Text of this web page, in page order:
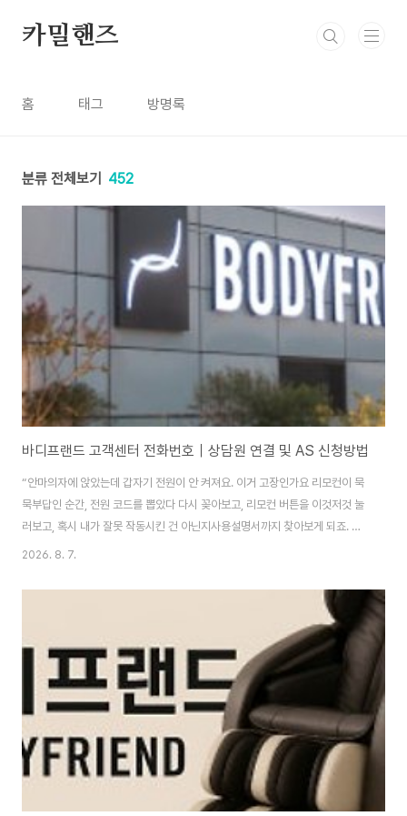
카밀핸즈
홈 태그 방명록
분류 전체보기 452
바디프랜드 고객센터 전화번호｜상담원 연결 및 AS 신청방법
“안마의자에 앉았는데 갑자기 전원이 안 켜져요. 이거 고장인가요 리모컨이 묵
묵부답인 순간, 전원 코드를 뽑았다 다시 꽂아보고, 리모컨 버튼을 이것저것 눌
러보고, 혹시 내가 잘못 작동시킨 건 아닌지사용설명서까지 찾아보게 되죠. 안
마의자는 일반 소형 가전보다 크고 구조가 복잡하기 때문에 고장이 발생하면
자가진단을 먼저 해보고,해결되지 않을 경우 정확한 정보와 함께 AS를 신청하
는 것이 좋습니다. 간단한 확인만으로 해결되는 경우도 있으니 차근차근 살펴
보세요. 바디프랜드 고객센터 | 전화번호 영업시간 안내 – 서비스센터 A/S 정
보안마의자 하면 가장 먼저 떠오르는 브랜드, 바로 바디프랜드 아닐까요? 😌
고급스러운 디자인과 기술력을 ..
2026. 8. 7.